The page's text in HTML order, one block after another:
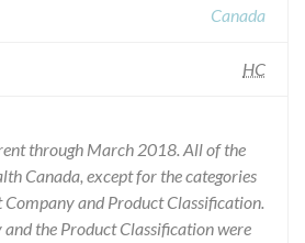
Canada
HC
through March 2018. All of the
Canada, except for the categories
and Product Classification.
the Product Classification were